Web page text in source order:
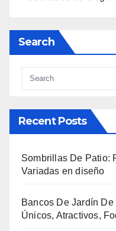
Search
Recent Posts
Sombrillas De Patio:
Variadas en diseño
Bancos De Jardín
Únicos, Atractivos,